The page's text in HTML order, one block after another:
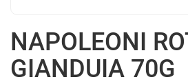
NAPOLEONI
GIANDUIA 70G